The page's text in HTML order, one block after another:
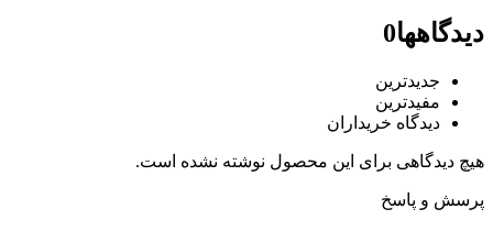
دیدگاهها0
جدیدترین
مفیدترین
دیدگاه خریداران
هیچ دیدگاهی برای این محصول نوشته نشده است.
پرسش و پاسخ